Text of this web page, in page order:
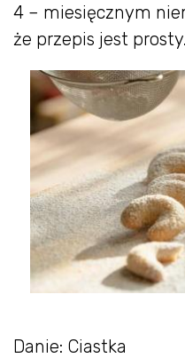
4 – miesięcznym
że przepis jest prosty.
Danie: Ciastka